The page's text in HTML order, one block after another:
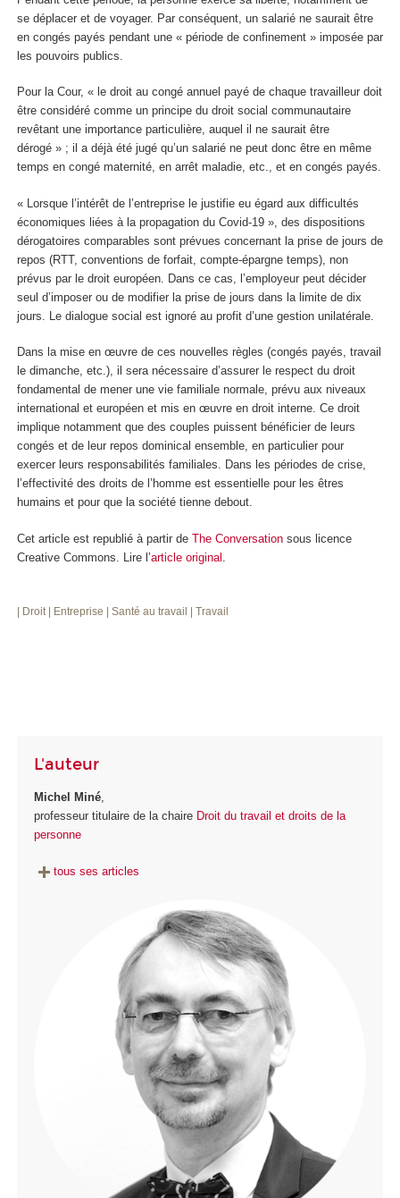
se déplacer et de voyager. Par conséquent, un salarié ne saurait être
en congés payés pendant une « période de confinement » imposée par
les pouvoirs publics.
Pour la Cour, « le droit au congé annuel payé de chaque travailleur doit
être considéré comme un principe du droit social communautaire
revêtant une importance particulière, auquel il ne saurait être
dérogé » ; il a déjà été jugé qu’un salarié ne peut donc être en même
temps en congé maternité, en arrêt maladie, etc., et en congés payés.
« Lorsque l’intérêt de l’entreprise le justifie eu égard aux difficultés
économiques liées à la propagation du Covid-19 », des dispositions
dérogatoires comparables sont prévues concernant la prise de jours de
repos (RTT, conventions de forfait, compte-épargne temps), non
prévus par le droit européen. Dans ce cas, l’employeur peut décider
seul d’imposer ou de modifier la prise de jours dans la limite de dix
jours. Le dialogue social est ignoré au profit d’une gestion unilatérale.
Dans la mise en œuvre de ces nouvelles règles (congés payés, travail
le dimanche, etc.), il sera nécessaire d’assurer le respect du droit
fondamental de mener une vie familiale normale, prévu aux niveaux
international et européen et mis en œuvre en droit interne. Ce droit
implique notamment que des couples puissent bénéficier de leurs
congés et de leur repos dominical ensemble, en particulier pour
exercer leurs responsabilités familiales. Dans les périodes de crise,
l’effectivité des droits de l’homme est essentielle pour les êtres
humains et pour que la société tienne debout.
Cet article est republié à partir de The Conversation sous licence
Creative Commons. Lire l’article original
| Droit | Entreprise | Santé au travail | Travail
L'auteur
Michel Miné,
professeur titulaire de la chaire Droit du travail et droits de la
personne
tous ses articles